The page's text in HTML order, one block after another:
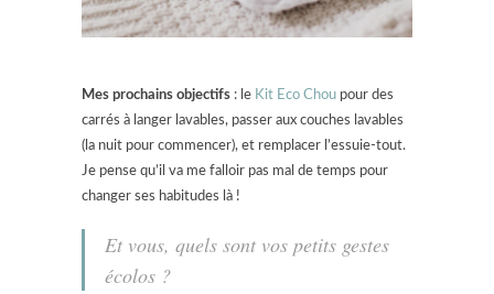
Mes prochains objectifs : le Kit Eco Chou pour des
carrés à langer lavables, passer aux couches lavables
(la nuit pour commencer), et remplacer l’essuie-tout.
Je pense qu’il va me falloir pas mal de temps pour
changer ses habitudes là !
Et vous, quels sont vos petits gestes
écolos ?